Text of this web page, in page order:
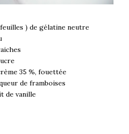
) de gélatine neutre
35 %, fouettée
de framboises
de vanille